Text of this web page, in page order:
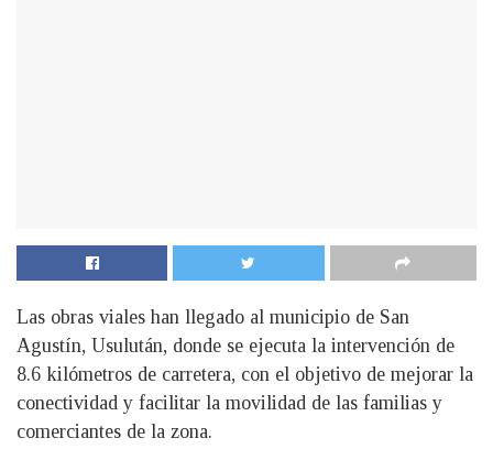
Las obras viales han llegado al municipio de San
Agustín, Usulután, donde se ejecuta la intervención de
8.6 kilómetros de carretera, con el objetivo de mejorar la
conectividad y facilitar la movilidad de las familias y
comerciantes de la zona.